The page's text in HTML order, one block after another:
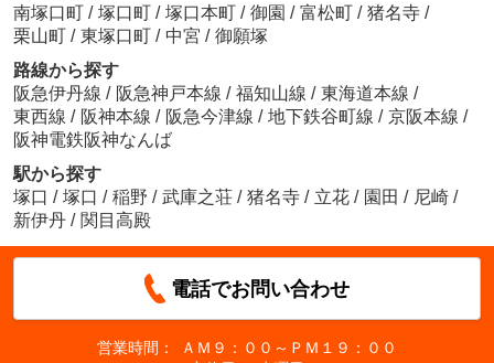
南塚口町 / 塚口町 / 塚口本町 / 御園 / 富松町 / 猪名寺 /
栗山町 / 東塚口町 / 中宮 / 御願塚
路線から探す
阪急伊丹線 / 阪急神戸本線 / 福知山線 / 東海道本線 /
東西線 / 阪神本線 / 阪急今津線 / 地下鉄谷町線 / 京阪本線 /
阪神電鉄阪神なんば
駅から探す
塚口 / 塚口 / 稲野 / 武庫之荘 / 猪名寺 / 立花 / 園田 / 尼崎 /
新伊丹 / 関目高殿
電話でお問い合わせ
営業時間：
ＡＭ９：００～ＰＭ１９：００